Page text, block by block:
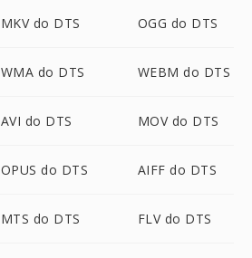
MKV do DTS OGG do DTS
WMA do DTS WEBM do DTS
AVI do DTS MOV do DTS
OPUS do DTS AIFF do DTS
MTS do DTS FLV do DTS